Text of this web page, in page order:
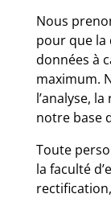
Nous
pour que la
données à
maximum.
l’analyse,
notre base
Toute
la faculté